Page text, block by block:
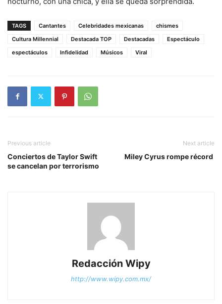
TAGS Cantantes Celebridades mexicanas
chismes
Cultura Millennial
Destacada TOP Destacadas
Espectáculo
espectáculos
Infidelidad Músicos Viral
Previous article
Conciertos de Taylor Swift
se cancelan por terrorismo
Next article
Miley Cyrus rompe récord
Redacción Wipy
http://www.wipy.com.mx/